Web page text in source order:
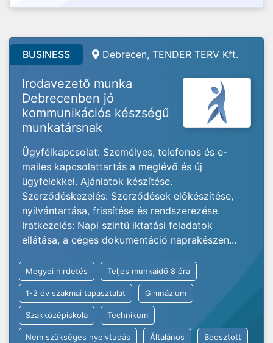
BUSINESS Debrecen, TENDER TERV Kft.
Irodavezető munka
Debrecenben jó
kommunikációs készségű
munkatársnak
Ügyfélkapcsolat: Személyes, telefonos és e-
mailes kapcsolattartás a meglévő és új
ügyfelekkel. Ajánlatok készítése.
Szerződéskezelés: Szerződések előkészítése,
nyilvántartása, frissítése és rendszerezése.
Iratkezelés: Napi szintű iktatási feladatok
ellátása, a céges dokumentáció naprakészen...
Megyei hirdetés Teljes munkaidő 8 óra
1-2 év szakmai tapasztalat Gimnázium
Szakközépiskola Technikum
Nem szükséges nyelvtudás Általános Beosztott